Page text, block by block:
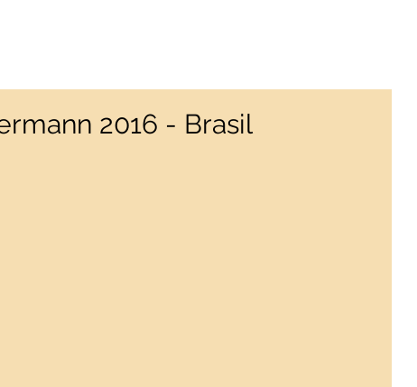
2016 - Brasil